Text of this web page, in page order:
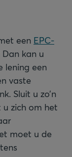
een EPC-
kan u
lening een
vaste
Sluit u zo’n
zich om het
moet u de